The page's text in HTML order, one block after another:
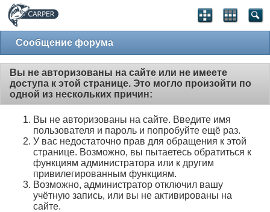
Сообщение форума
Вы не авторизованы на сайте или не имеете
доступа к этой странице. Это могло произойти по
одной из нескольких причин:
Вы не авторизованы на сайте. Введите имя
пользователя и пароль и попробуйте ещё раз.
У вас недостаточно прав для обращения к этой
странице. Возможно, вы пытаетесь обратиться к
функциям администратора или к другим
привилегированным функциям.
Возможно, администратор отключил вашу
учётную запись, или вы не активированы на
сайте.